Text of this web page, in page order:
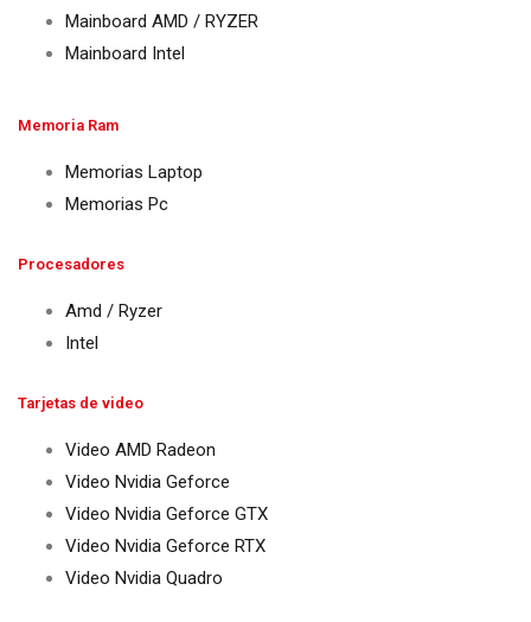
Mainboard AMD / RYZER
Mainboard Intel
Memoria Ram
Memorias Laptop
Memorias Pc
Procesadores
Amd / Ryzer
Intel
Tarjetas de video
Video AMD Radeon
Video Nvidia Geforce
Video Nvidia Geforce GTX
Video Nvidia Geforce RTX
Video Nvidia Quadro